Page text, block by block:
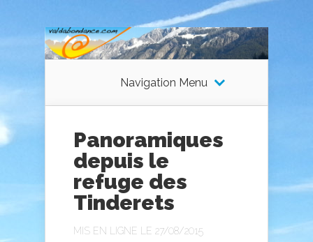
Navigation Menu
Panoramiques
depuis le
refuge des
Tinderets
MIS EN LIGNE LE 27/08/2015